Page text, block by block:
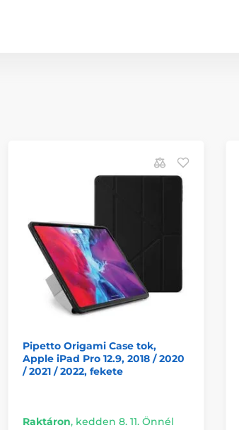
Pipetto Origami Case tok,
Apple iPad Pro 12.9, 2018 / 2020
/ 2021 / 2022, fekete
Raktáron, kedden 8. 11. Önnél